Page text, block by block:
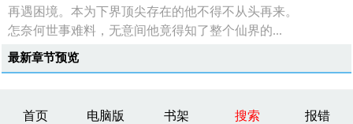
再遇困境。本为下界顶尖存在的他不得不从头再来。
怎奈何世事难料，无意间他竟得知了整个仙界的...
最新章节预览
首页 电脑版 书架 搜索 报错